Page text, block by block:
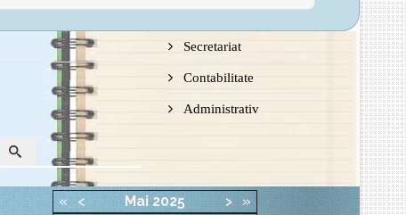
Secretariat
Contabilitate
Administrativ
« < Mai 2025 >
»